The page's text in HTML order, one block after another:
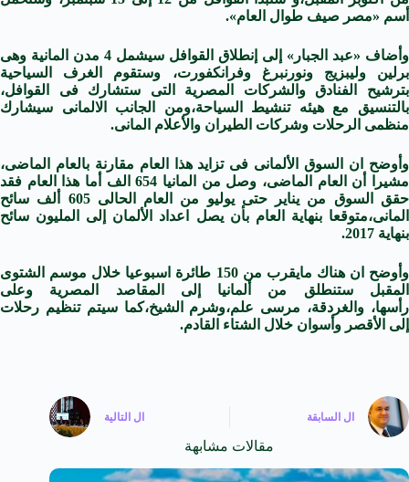
أسم «مصر صيف طوال العام».
وأضاف «عبد الجبار» إلى إنطلاق القوافل سيشمل 4 مدن المانية وهى
برلين وليبزيج ونورنبرغ وفرانكفورت، وستقوم الغرف السياحية
بترشيح الفنادق والشركات المصرية التى ستشارك فى القوافل،
بالتنسيق مع هيئه تنشيط
السياحة،ومن الجانب الالمانى سيشارك
منظمى الرحلات وشركات الطيران والأعلام المانى.
وأوضح ان السوق الألمانى فى تزايد هذا العام مقارنة بالعام الماضى،
مشيرا أن العام الماضى، وصل من
المانيا
654 الف أما هذا العام فقد
حقق
السوق
من يناير حتى يوليو من العام الحالى 605 ألف سائح
المانى،متوقعا بنهاية العام بأن يصل اعداد الألمان إلى المليون سائح
بنهاية 2017
.
وأوضح ان هناك مايقرب من 150 طائرة اسبوعيا خلال موسم الشتوى
المقبل ستنطلق من ألمانيا إلى المقاصد المصرية وعلى
رأسها، والغردقة، مرسى علم،وشرم الشيخ،كما سيتم تنظيم رحلات
إلى الأقصر وأسوان خلال الشتاء القادم.
ال السابقة ال التالية
مقالات مشابهة